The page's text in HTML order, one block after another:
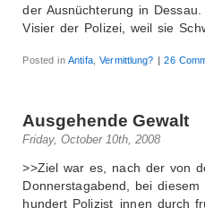
der Ausnüchterung in
Visier der Polizei, weil sie
Posted inAntifa,Vermittlung? | 26
Ausgehende Gewalt
Friday, October 10th, 2008
>>Ziel war es, nach der von
Donnerstagabend, bei
hundert Polizist_innen durch